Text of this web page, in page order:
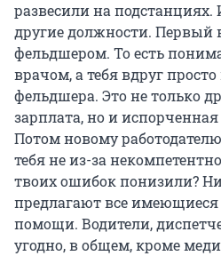
развесили на подстанциях.
другие должности. Первый
фельдшером. То есть
врачом, а тебя вдруг
фельдшера. Это не только
зарплата, но и
Потом новому
тебя не из-за
твоих ошибок понизили?
предлагают все
помощи. Водители,
угодно, в общем, кроме